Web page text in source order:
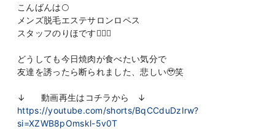
こんばんは🌕
メンズ脱毛エステサロンロペス
スタッフのりほです👩🏻‍⚕️
どうしても今日焼肉が食べたい気分で
友達を誘ったら断られました、悲しい🥹笑
↓ 動画再生はコチラから ↓
https://youtube.com/shorts/BqCCduDzIrw?
si=XZWB8pOmskl-5v0T